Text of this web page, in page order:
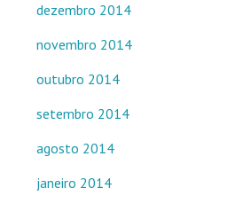
dezembro 2014
novembro 2014
outubro 2014
setembro 2014
agosto 2014
janeiro 2014